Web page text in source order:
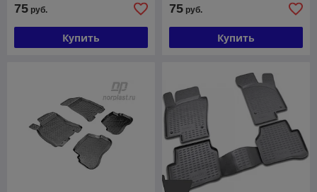
75 руб.
Купить
75 руб.
Купить